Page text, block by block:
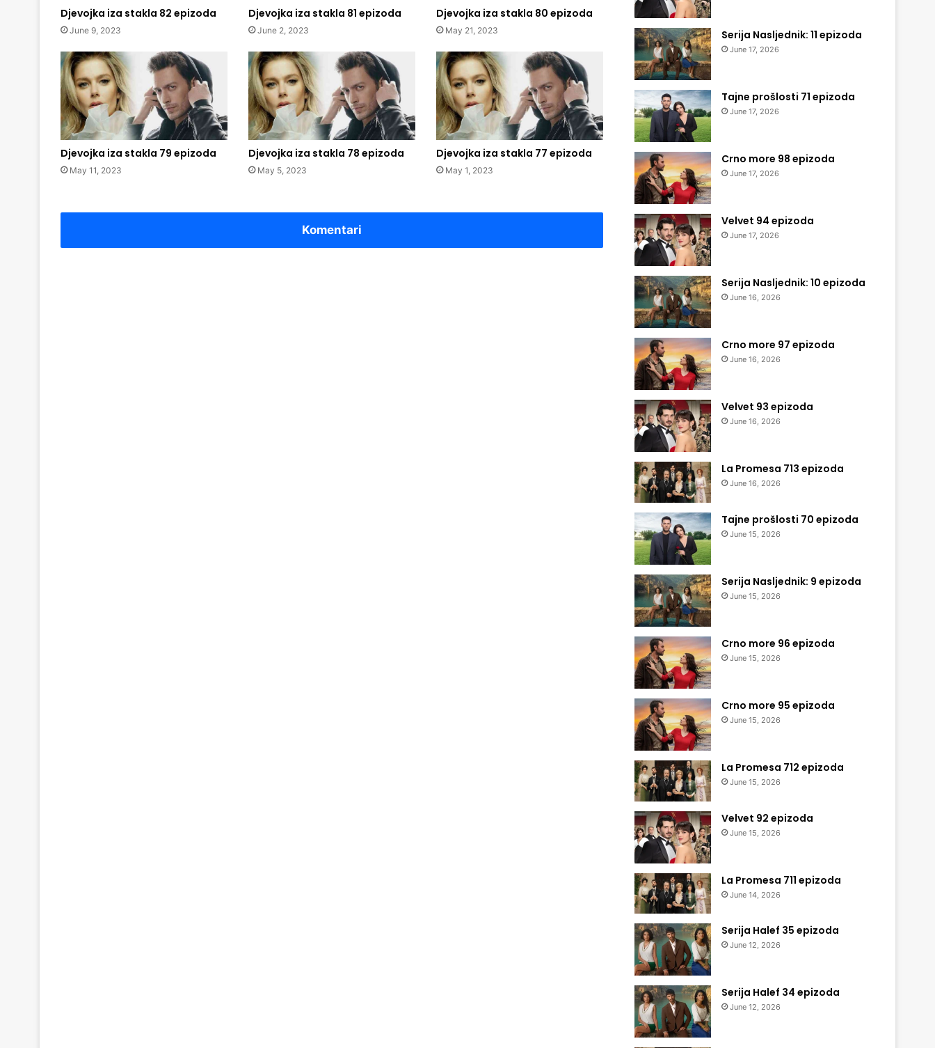
Djevojka iza stakla 82 epizoda
June 9, 2023
Djevojka iza stakla 81 epizoda
June 2, 2023
Djevojka iza stakla 80 epizoda
May 21, 2023
Djevojka iza stakla 79 epizoda
May 11, 2023
Djevojka iza stakla 78 epizoda
May 5, 2023
Djevojka iza stakla 77 epizoda
May 1, 2023
Komentari
Serija Nasljednik: 11 epizoda
June 17, 2026
Tajne prošlosti 71 epizoda
June 17, 2026
Crno more 98 epizoda
June 17, 2026
Velvet 94 epizoda
June 17, 2026
Serija Nasljednik: 10 epizoda
June 16, 2026
Crno more 97 epizoda
June 16, 2026
Velvet 93 epizoda
June 16, 2026
La Promesa 713 epizoda
June 16, 2026
Tajne prošlosti 70 epizoda
June 15, 2026
Serija Nasljednik: 9 epizoda
June 15, 2026
Crno more 96 epizoda
June 15, 2026
Crno more 95 epizoda
June 15, 2026
La Promesa 712 epizoda
June 15, 2026
Velvet 92 epizoda
June 15, 2026
La Promesa 711 epizoda
June 14, 2026
Serija Halef 35 epizoda
June 12, 2026
Serija Halef 34 epizoda
June 12, 2026